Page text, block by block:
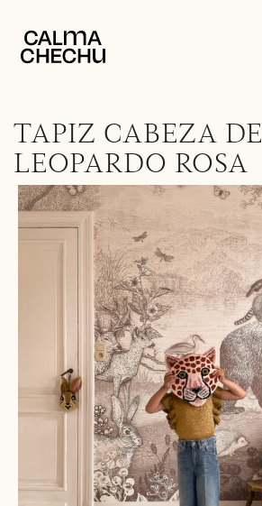
TAPIZ CABEZA DE
LEOPARDO ROSA